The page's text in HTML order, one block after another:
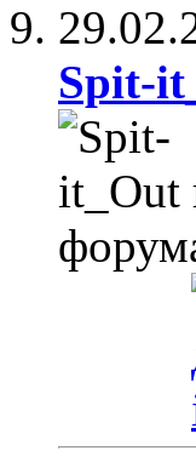
Spit-